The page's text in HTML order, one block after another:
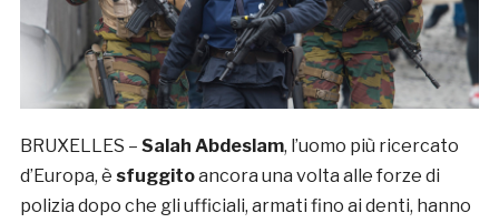
BRUXELLES – Salah Abdeslam, l’uomo più ricercato
d’Europa, è sfuggitoancora una volta alle forze di
polizia dopo che gli ufficiali, armati fino ai denti, hanno